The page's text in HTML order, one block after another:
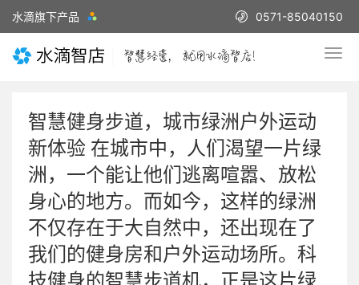
水滴旗下产品 0571-85040150
智慧健身步道，城市绿洲户外运动
新体验 在城市中，人们渴望一片绿
洲，一个能让他们逃离喧嚣、放松
身心的地方。而如今，这样的绿洲
不仅存在于大自然中，还出现在了
我们的健身房和户外运动场所。科